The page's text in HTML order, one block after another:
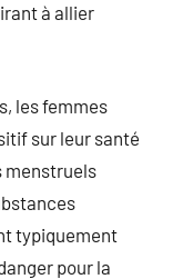
à allier
les femmes
sur leur santé
menstruels
typiquement
pour la